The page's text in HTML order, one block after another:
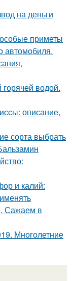
на деньги
приметы
автомобиля.
водой.
описание,
сорта выбрать
и калий:
Сажаем в
Многолетние